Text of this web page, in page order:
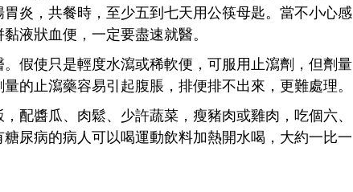
炎，共餐時，至少五到七天用公筷母匙。當不小心感
液狀血便，一定要盡速就醫。
假使只是輕度水瀉或稀軟便，可服用止瀉劑，但劑量
的止瀉藥容易引起腹脹，排便排不出來，更難處理。
配醬瓜、肉鬆、少許蔬菜，瘦豬肉或雞肉，吃個六、
尿病的病人可以喝運動飲料加熱開水喝，大約一比一